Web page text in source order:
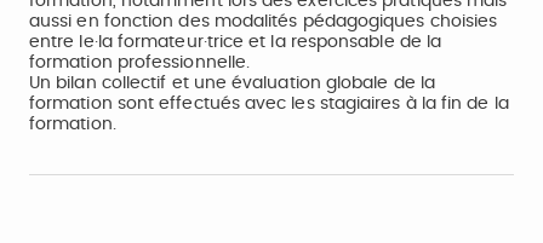
aussi en fonction des modalités pédagogiques choisies
entre le·la formateur·trice et la responsable de la
formation professionnelle.
Un bilan collectif et une évaluation globale de la
formation sont effectués avec les stagiaires à la fin de la
formation.